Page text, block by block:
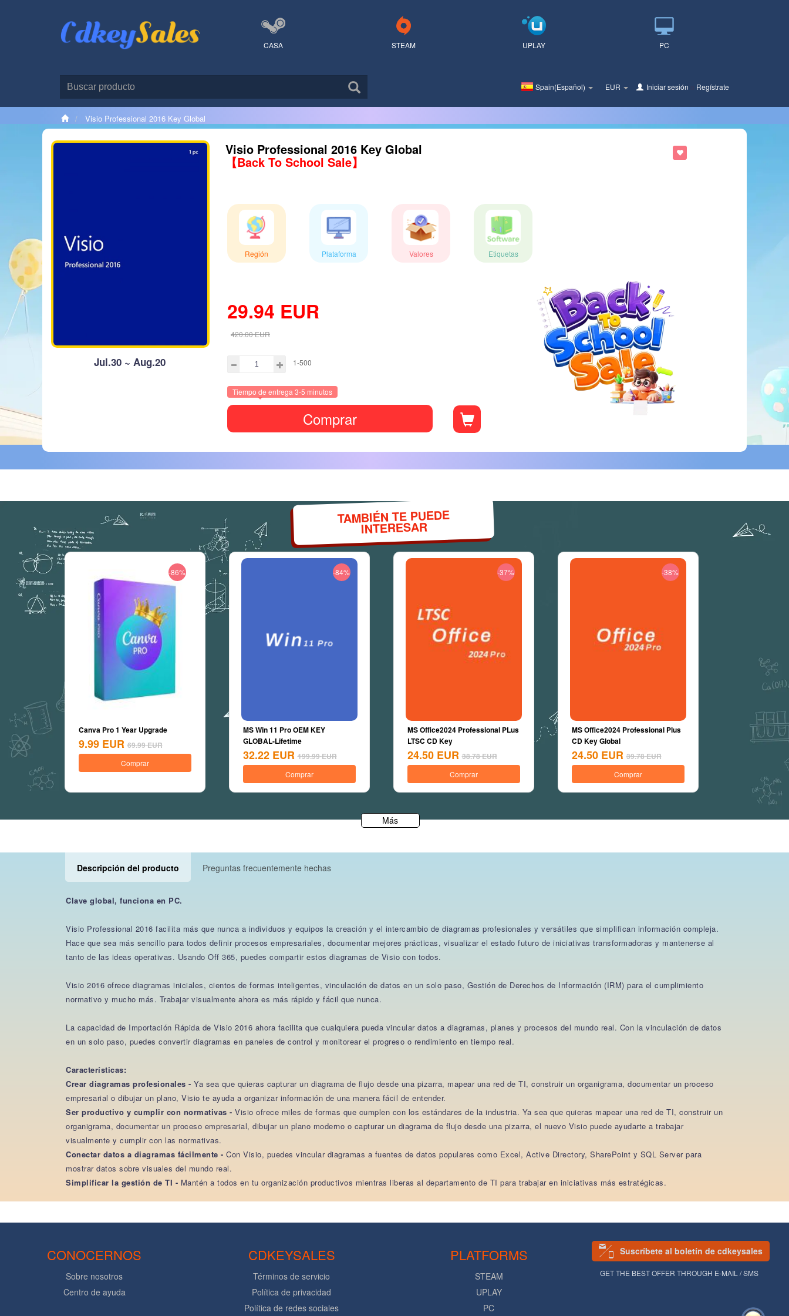
CASA STEAM UPLAY PC
Spain(Español) EUR Iniciar sesión Regístrate
Visio Professional 2016 Key Global
Jul.30 ~ Aug.20
Visio Professional 2016 Key Global
【Back To School Sale】
Región Plataforma Valores Etiquetas
29.94 EUR
420.00EUR
1-500
Tiempo de entrega 3-5 minutos
Comprar
TAMBIÉN TE PUEDE
INTERESAR
-86%
Canva Pro 1 Year Upgrade
9.99 EUR 69.99EUR
Comprar
-84%
MS Win 11 Pro OEM KEY
GLOBAL-Lifetime
32.22 EUR 199.99EUR
Comprar
-37%
MS Office2024 Professional PLus
LTSC CD Key
24.50 EUR 38.78EUR
Comprar
-38%
MS Office2024 Professional Plus
CD Key Global
24.50 EUR 39.78EUR
Comprar
Más
Descripción del producto Preguntas frecuentemente hechas
Clave global, funciona en PC.
Visio Professional 2016 facilita más que nunca a individuos y equipos la creación y el intercambio de diagramas profesionales y versátiles que simplifican información compleja.
Hace que sea más sencillo para todos definir procesos empresariales, documentar mejores prácticas, visualizar el estado futuro de iniciativas transformadoras y mantenerse al
tanto de las ideas operativas. Usando Off 365, puedes compartir estos diagramas de Visio con todos.
Visio 2016 ofrece diagramas iniciales, cientos de formas inteligentes, vinculación de datos en un solo paso, Gestión de Derechos de Información (IRM) para el cumplimiento
normativo y mucho más. Trabajar visualmente ahora es más rápido y fácil que nunca.
La capacidad de Importación Rápida de Visio 2016 ahora facilita que cualquiera pueda vincular datos a diagramas, planes y procesos del mundo real. Con la vinculación de datos
en un solo paso, puedes convertir diagramas en paneles de control y monitorear el progreso o rendimiento en tiempo real.
Características:
Crear diagramas profesionales - Ya sea que quieras capturar un diagrama de flujo desde una pizarra, mapear una red de TI, construir un organigrama, documentar un proceso
empresarial o dibujar un plano, Visio te ayuda a organizar información de una manera fácil de entender.
Ser productivo y cumplir con normativas - Visio ofrece miles de formas que cumplen con los estándares de la industria. Ya sea que quieras mapear una red de TI, construir un
organigrama, documentar un proceso empresarial, dibujar un plano moderno o capturar un diagrama de flujo desde una pizarra, el nuevo Visio puede ayudarte a trabajar
visualmente y cumplir con las normativas.
Conectar datos a diagramas fácilmente - Con Visio, puedes vincular diagramas a fuentes de datos populares como Excel, Active Directory, SharePoint y SQL Server para
mostrar datos sobre visuales del mundo real.
Simplificar la gestión de TI - Mantén a todos en tu organización productivos mientras liberas al departamento de TI para trabajar en iniciativas más estratégicas.
CONOCERNOS
Sobre nosotros
Centro de ayuda
CDKEYSALES
Términos de servicio
Política de privacidad
Política de redes sociales
PLATFORMS
STEAM
UPLAY
PC
Suscríbete al boletín de cdkeysales
GET THE BEST OFFER THROUGH E-MAIL / SMS